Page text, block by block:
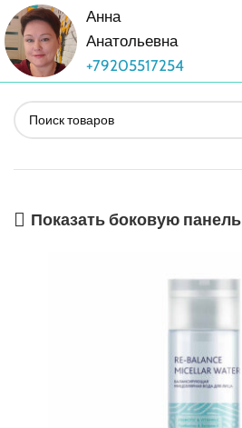
Анна
Анатольевна
+79205517254
Показать боковую панель